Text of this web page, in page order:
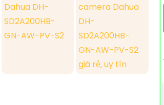
Dahua DH-
SD2A200HB-
GN-AW-PV-S2
camera Dahua
DH-
SD2A200HB-
GN-AW-PV-S2
giá rẻ, uy tín